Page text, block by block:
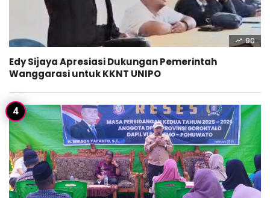
90
Edy Sijaya Apresiasi Dukungan Pemerintah
Wanggarasi untuk KKNT UNIPO